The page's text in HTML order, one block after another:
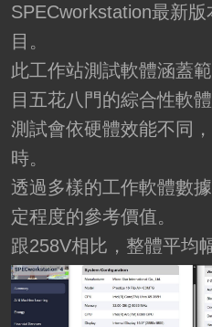
SPECworkstation最新
目。
此工作站測試軟體涵蓋
目五花八門的綜合性軟
測試會依硬體效能不同
時。
透過多樣的工作軟體數
定程度的參考價值。
跟258V相比，整體平均